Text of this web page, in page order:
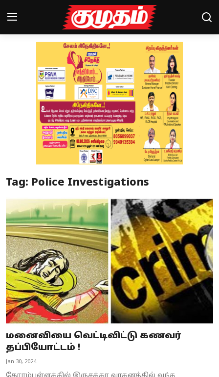
Magazines
Special Story
Business
Crime
Tamilnadu
National
World
Astrology
Spirituality
Tag: Police Investigations
மனைவியை வெட்டிவிட்டு கணவர்
தப்பியோட்டம் !
Jan 30, 2024